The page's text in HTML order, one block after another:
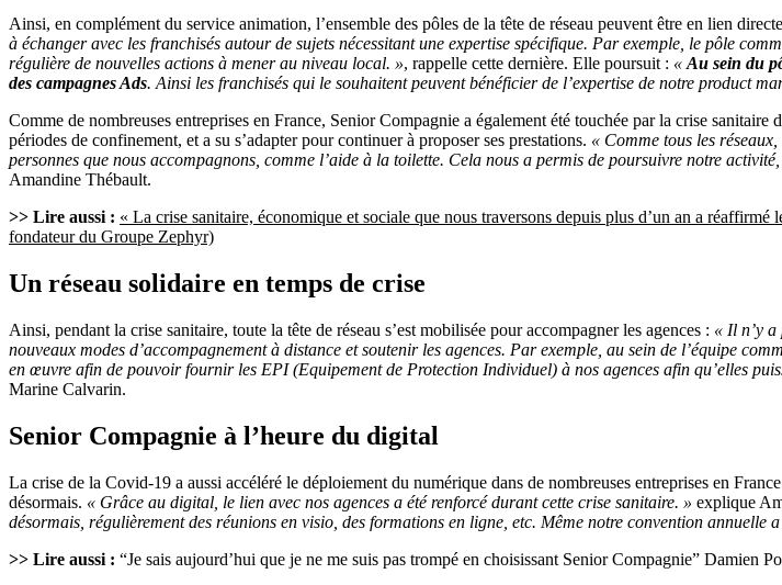
Ainsi, en complément du service animation, l’ensemble des pôles de la tête de réseau peuvent être en lien
à échanger avec les franchisés autour de sujets nécessitant une expertise spécifique. Par exemple, le pôle
régulière de nouvelles actions à mener au niveau local. », rappelle cette dernière. Elle poursuit : « Au sein du
des campagnes Ads. Ainsi les franchisés qui le souhaitent peuvent bénéficier de l’expertise de notre product
Comme de nombreuses entreprises en France, Senior Compagnie a également été touchée par la crise
périodes de confinement, et a su s’adapter pour continuer à proposer ses prestations. « Comme tous les
personnes que nous accompagnons, comme l’aide à la toilette. Cela nous a permis de poursuivre notre
Amandine Thébault.
>> Lire aussi : « La crise sanitaire, économique et sociale que nous traversons depuis plus d’un an a
fondateur du Groupe Zephyr)
Un réseau solidaire en temps de crise
Ainsi, pendant la crise sanitaire, toute la tête de réseau s’est mobilisée pour accompagner les agences : « Il n’y a
nouveaux modes d’accompagnement à distance et soutenir les agences. Par exemple, au sein de l’équipe
en œuvre afin de pouvoir fournir les EPI (Equipement de Protection Individuel) à nos agences afin qu’elles
Marine Calvarin.
Senior Compagnie à l’heure du digital
La crise de la Covid-19 a aussi accéléré le déploiement du numérique dans de nombreuses entreprises en
désormais. « Grâce au digital, le lien avec nos agences a été renforcé durant cette crise sanitaire. » explique
désormais, régulièrement des réunions en visio, des formations en ligne, etc. Même notre convention annuelle
>> Lire aussi : “Je sais aujourd’hui que je ne me suis pas trompé en choisissant Senior Compagnie” Damien